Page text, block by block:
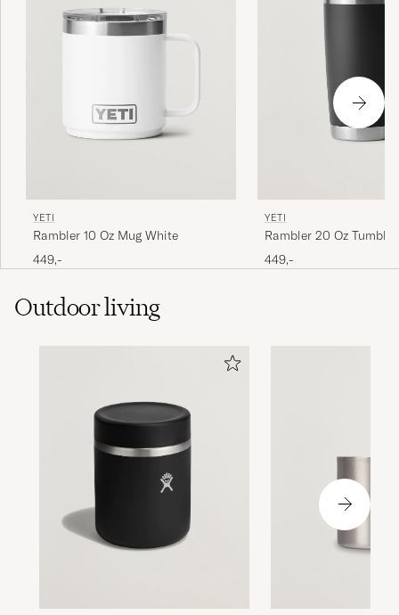
YETI
Rambler 10 Oz Mug White
449,-
YETI
Rambler 20 Oz
449,-
Outdoor living